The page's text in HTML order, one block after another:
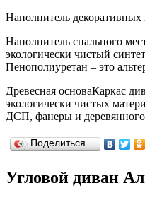
Наполнитель
Наполнитель спального
экологически чистый
Пенополиуретан – это
Древесная основаКаркас
экологически чистых
ДСП, фанеры и
Поделиться…
Угловой диван